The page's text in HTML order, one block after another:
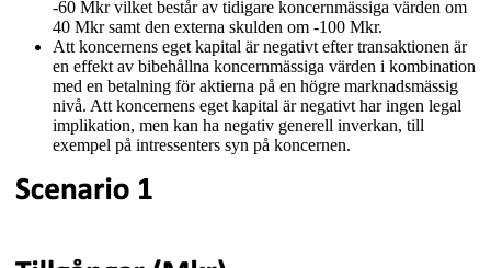
-60 Mkr vilket består av tidigare koncernmässiga värden om
40 Mkr samt den externa skulden om -100 Mkr.
Att koncernens eget kapital är negativt efter transaktionen är
en effekt av bibehållna koncernmässiga värden i kombination
med en betalning för aktierna på en högre marknadsmässig
nivå. Att koncernens eget kapital är negativt har ingen legal
implikation, men kan ha negativ generell inverkan, till
exempel på intressenters syn på koncernen.